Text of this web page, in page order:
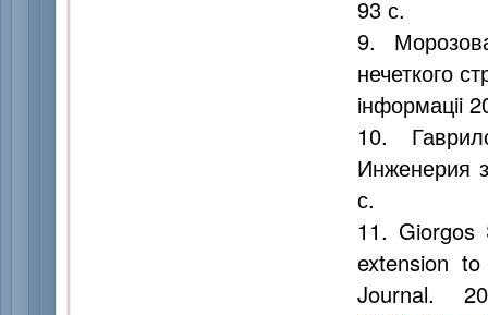
93 с.
9.
нечеткого
iнформацii
10.
Инженерия
с.
11. Giorgos
extension
Journal.